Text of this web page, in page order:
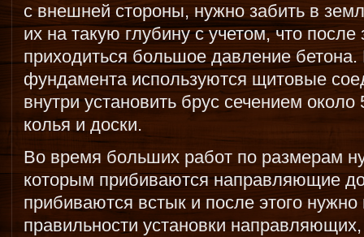
с внешней стороны, нужно забить в
их на такую глубину с учетом, что после
приходиться большое давление
фундамента используются щитовые
внутри установить брус сечением
колья и доски.
Во время больших работ по размерам
которым прибиваются направляющие
прибиваются встык и после этого нужно
правильности установки